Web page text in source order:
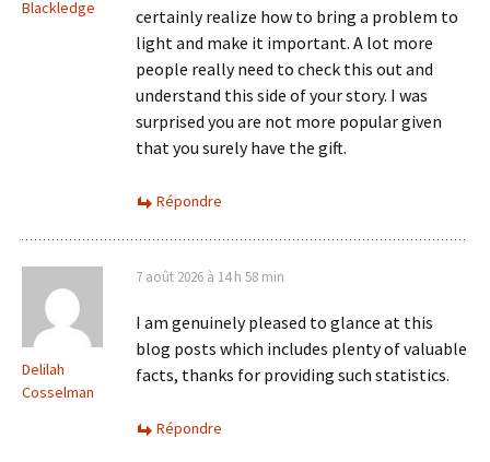
Blackledge
certainly realize how to bring a problem to
light and make it important. A lot more
people really need to check this out and
understand this side of your story. I was
surprised you are not more popular given
that you surely have the gift.
Répondre
Delilah
Cosselman
7 août 2026 à 14 h 58 min
I am genuinely pleased to glance at this
blog posts which includes plenty of valuable
facts, thanks for providing such statistics.
Répondre